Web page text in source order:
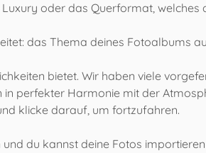
oder das Querformat, welches
das Thema deines Fotoalbums
bietet. Wir haben viele
perfekter Harmonie mit der
klicke darauf, um fortzufahren.
du kannst deine Fotos